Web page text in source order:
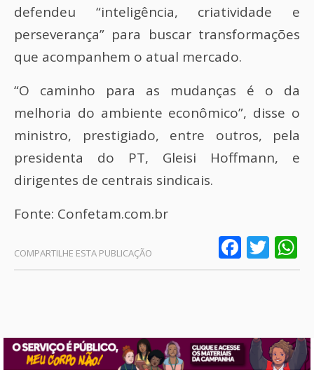
defendeu “inteligência, criatividade e
perseverança” para buscar transformações
que acompanhem o atual mercado.
“O caminho para as mudanças é o da
melhoria do ambiente econômico”, disse o
ministro, prestigiado, entre outros, pela
presidenta do PT, Gleisi Hoffmann, e
dirigentes de centrais sindicais.
Fonte: Confetam.com.br